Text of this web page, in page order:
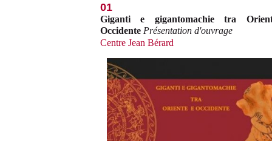
01
Giganti e gigantomachie tra
Occidente Présentation d'ouvrage
Centre Jean Bérard